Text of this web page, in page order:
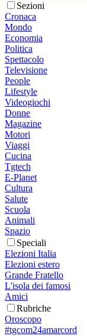
Sezioni
Cronaca
Mondo
Economia
Politica
Spettacolo
Televisione
People
Lifestyle
Videogiochi
Donne
Magazine
Motori
Viaggi
Cucina
Tgtech
E-Planet
Cultura
Salute
Scuola
Animali
Spazio
Speciali
Elezioni Italia
Elezioni estero
Grande Fratello
L'isola dei famosi
Amici
Rubriche
Oroscopo
#tgcom24amarcord